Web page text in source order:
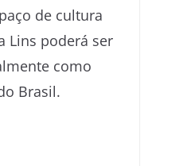
de cultura
Lins poderá ser
como
Brasil.